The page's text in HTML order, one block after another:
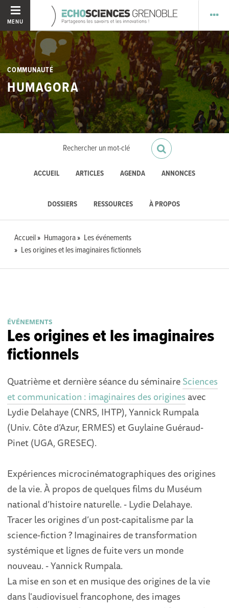
MENU
COMMUNAUTÉ
HUMAGORA
ACCUEIL ARTICLES AGENDA ANNONCES
DOSSIERS RESSOURCES À PROPOS
Accueil Humagora
Les événements
Les origines et les imaginaires fictionnels
ÉVÉNEMENTS
Les origines et les imaginaires
fictionnels
Quatrième et dernière séance du séminaireSciences
et communication : imaginaires des originesavec
Lydie Delahaye (CNRS, IHTP), Yannick Rumpala
(Univ. Côte d’Azur, ERMES) et Guylaine Guéraud-
Pinet (UGA, GRESEC).
Expériences microcinématographiques des origines
de la vie. À propos de quelques films du Muséum
national d’histoire naturelle. - Lydie Delahaye.
Tracer les origines d’un post-capitalisme par la
science-fiction ? Imaginaires de transformation
systémique et lignes de fuite vers un monde
nouveau. - Yannick Rumpala.
La mise en son et en musique des origines de la vie
dans l'audiovisuel francophone, des images